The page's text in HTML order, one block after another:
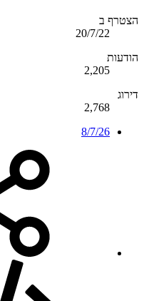
הצטרף ב
20/7/22
הודעות
2,205
דירוג
2,768
8/7/26